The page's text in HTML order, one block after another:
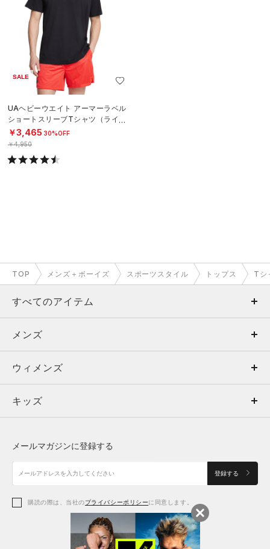
SALE
UAヘビーウエイト アーマーラベル
ショートスリーブTシャツ（ライフ
スタイル/MEN）
￥3,465 30%OFF
￥4,950
TOP メンズ＋ボーイズ スポーツスタイル トップス Tシ
すべてのアイテム
メンズ
ウィメンズ
キッズ
アクセサリー
メンズ
トップス
ボトムス
アクセサリー
ウィメンズ
トップス
シューズ
アクセサリー
キッズ
シューズ
メールマガジンに登録する
登録する
購読の際は、当社のプライバシーポリシーに同意します。